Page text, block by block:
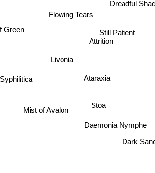
Dreadful
Still Patient
Flowing Tears
Attrition
Ataraxia
Green
Stoa
Daemonia Nymphe
Livonia
Mist of Avalon
Dark